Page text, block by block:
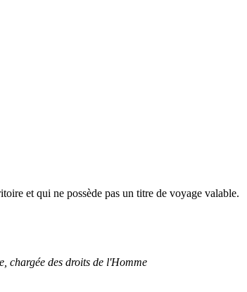
et qui ne possède pas un titre de voyage valable.
chargée des droits de l'Homme